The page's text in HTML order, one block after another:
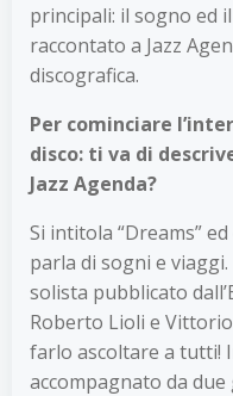
principali: il sogno ed
raccontato a Jazz
discografica.
Per cominciare
disco: ti va di
Jazz Agenda?
Si intitola “Dreams”
parla di sogni e
solista pubblicato
Roberto Lioli e
farlo ascoltare a tutti!
accompagnato da